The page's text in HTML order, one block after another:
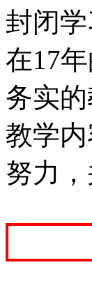
封闭
在17
务实
教学
努力